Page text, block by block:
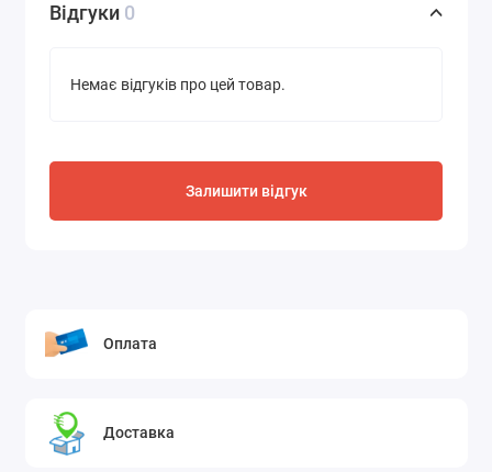
Відгуки 0
Немає відгуків про цей товар.
Залишити відгук
Оплата
Доставка